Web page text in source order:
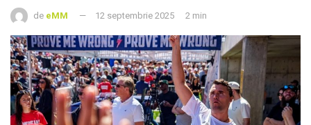
de eMM 12 septembrie 2025 2 min